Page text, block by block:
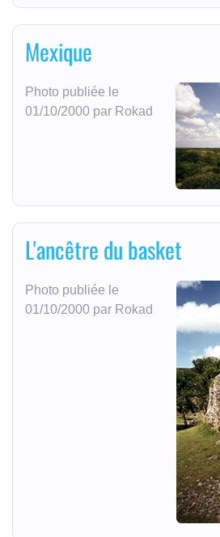
Mexique
Photo publiée le
01/10/2000 par Rokad
L'ancêtre du basket
Photo publiée le
01/10/2000 par Rokad